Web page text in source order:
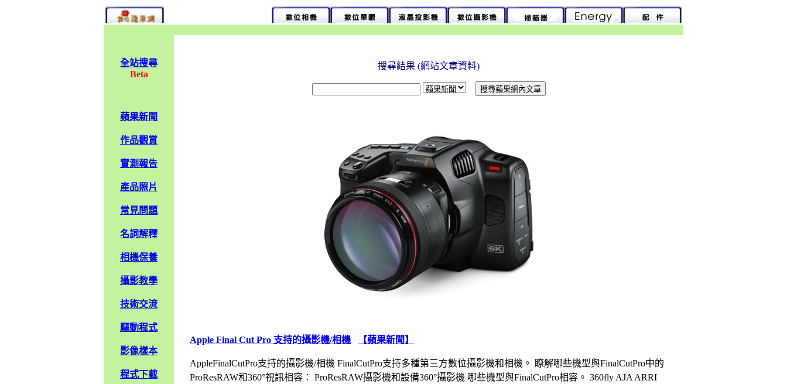
全站搜尋
Beta
蘋果新聞
作品觀賞
實測報告
產品照片
常見問題
名詞解釋
相機保養
攝影教學
技術交流
驅動程式
影像樣本
程式下載
搜尋結果 (網站文章資料)
Apple Final Cut Pro 支持的攝影機/相機 【蘋果新聞】
AppleFinalCutPro支持的攝影機/相機 FinalCutPro支持多種第三方數位攝影機和相機。 瞭解哪些機型與FinalCutPro中的
ProResRAW和360°視訊相容： ProResRAW攝影機和設備360°攝影機 哪些機型與FinalCutPro相容。 360fly AJA ARRI